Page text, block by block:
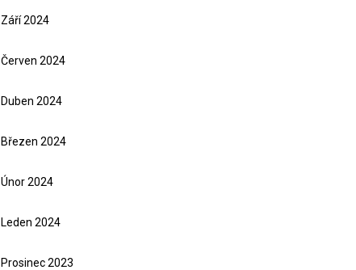
Září 2024
Červen 2024
Duben 2024
Březen 2024
Únor 2024
Leden 2024
Prosinec 2023